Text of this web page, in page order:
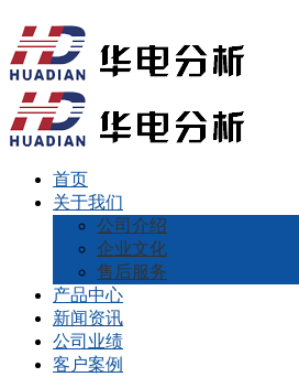
首页
关于我们
公司介绍
企业文化
售后服务
产品中心
新闻资讯
公司业绩
客户案例